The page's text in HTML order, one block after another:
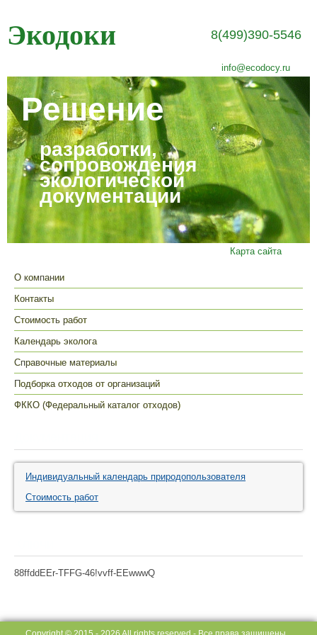
Экодоки 8(499)390-5546
info@ecodocy.ru
Решение
разработки,
сопровождения
экологической
документации
Карта сайта
О компании
Контакты
Стоимость работ
Календарь эколога
Справочные материалы
Подборка отходов от организаций
ФККО (Федеральный каталог отходов)
Индивидуальный календарь природопользователя
Стоимость работ
88ffddEEr-TFFG-46!vvff-EEwwwQ